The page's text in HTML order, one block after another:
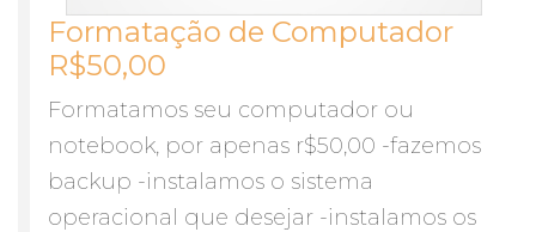
Formatação de Computador
R$50,00
Formatamos seu computador ou
notebook, por apenas r$50,00 -fazemos
backup -instalamos o sistema
operacional que desejar -instalamos os